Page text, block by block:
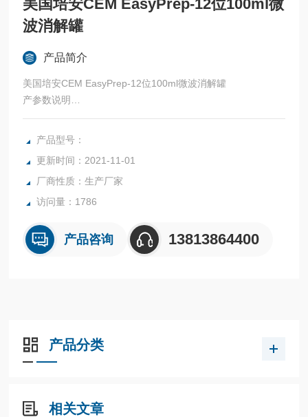
美国培安CEM EasyPrep-12位100ml微
波消解罐
产品简介
美国培安CEM EasyPrep-12位100ml微波消解罐
产参数说明
产品名称：配套CEM微波消解罐
适配仪器：EasyPrep-12位
材质：进口TFM
货号：罐体432175，盖子（带黑圈）131125
产品型号：
更新时间：2021-11-01
厂商性质：生产厂家
访问量：1786
产品咨询 13813864400
产品分类
相关文章